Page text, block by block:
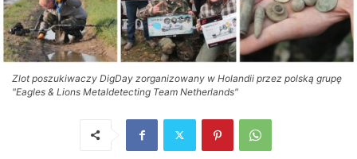
Zlot poszukiwaczy DigDay zorganizowany w Holandii przez polską grupę
"Eagles & Lions Metaldetecting Team Netherlands"